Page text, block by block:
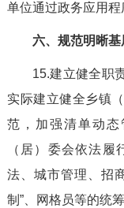
单位通过政务应用程
六、规范明晰基
15.建立健全职责
实际建立健全乡镇
范，加强清单动
（居）委会依法
法、城市管理、招
制”、网格员等的统